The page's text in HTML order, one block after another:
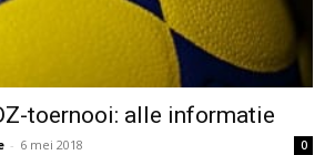
toernooi: alle informatie
- 6 mei 2018 0